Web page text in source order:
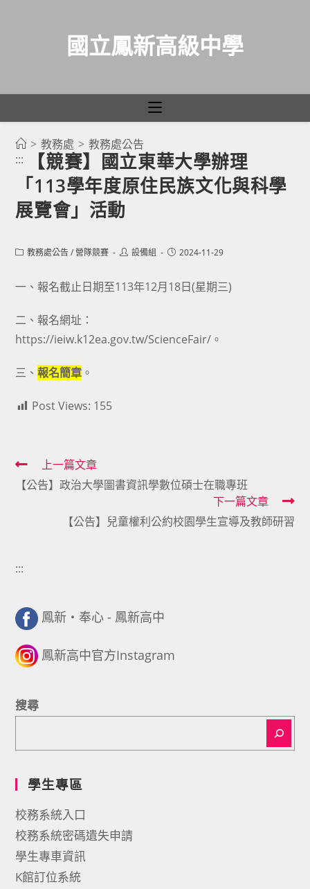
國立鳳新高級中學
> 教務處 > 教務處公告
:::
【競賽】國立東華大學辦理
「113學年度原住民族文化與科學
展覽會」活動
Post教務處公告 / 營隊競賽
Post設備組
Post2024-11-29
一、報名截止日期至113年12月18日(星期三)
二、報名網址：
https://ieiw.k12ea.gov.tw/ScienceFair/。
三、報名簡章 。
Post Views: 155
Read
more
上一篇文章
【公告】政治大學圖書資訊學數位碩士在職專班
下一篇文章
【公告】兒童權利公約校園學生宣導及教師研習
:::
鳳新・奉心 - 鳳新高中
鳳新高中官方Instagram
搜尋
學生專區
校務系統入口
校務系統密碼遺失申請
學生專車資訊
K館訂位系統